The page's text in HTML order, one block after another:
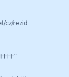
cz/rezid